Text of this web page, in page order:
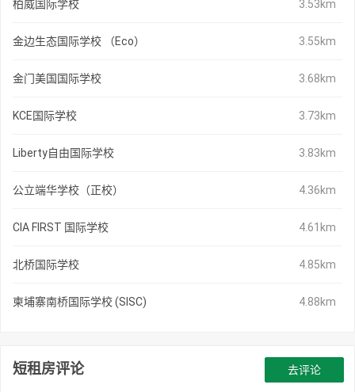
柏威国际学校 3.53km
金边生态国际学校 （Eco） 3.55km
金门美国国际学校 3.68km
KCE国际学校 3.73km
Liberty自由国际学校 3.83km
公立端华学校（正校） 4.36km
CIA FIRST 国际学校 4.61km
北桥国际学校 4.85km
柬埔寨南桥国际学校 (SISC) 4.88km
短租房评论 去评论